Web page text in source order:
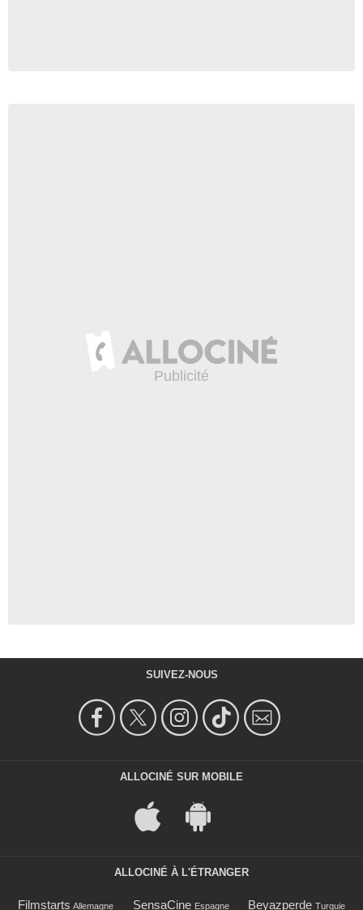
SUIVEZ-NOUS
ALLOCINÉ SUR MOBILE
ALLOCINÉ À L'ÉTRANGER
Filmstarts Allemagne SensaCine Espagne Beyazperde Turquie